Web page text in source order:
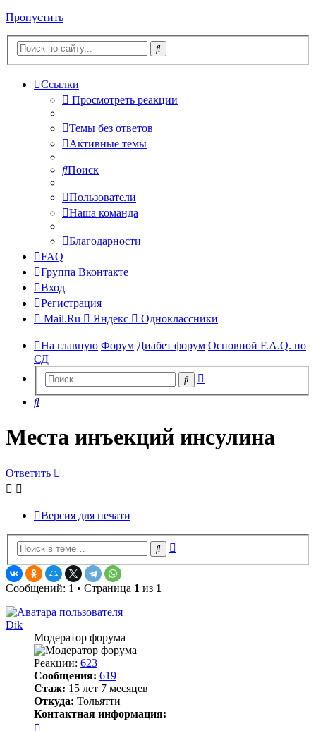
Пропустить
Ссылки
Просмотреть реакции
Темы без ответов
Активные темы
Поиск
Пользователи
Наша команда
Благодарности
FAQ
Группа Вконтакте
Вход
Регистрация
Mail.Ru
Яндекс Одноклассники
На главную Форум Диабет форум Основной F.A.Q. по
СД
Поиск
Поиск
Места инъекций инсулина
Ответить
Версия для печати
Поиск
Сообщений: 1 • Страница 1 из 1
Dik
Модератор форума
Реакции: 623
Сообщения: 619
Стаж: 15 лет 7 месяцев
Откуда: Тольятти
Контактная информация: